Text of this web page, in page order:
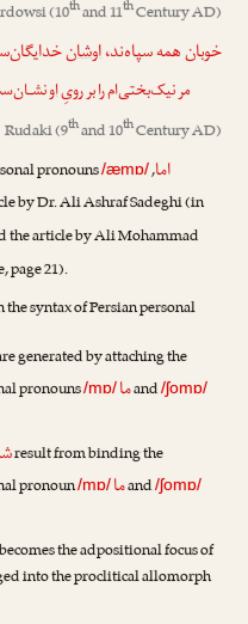
(10thand 11thCentury AD)
خوبان همه سپاه‌ند،اوشان
مر نیک‌بختی‌ام را بر رویِاو
Rudaki(9thand 10thCentury AD)
pronouns/æmɒ/ اما,
byDr. Ali Ashraf Sadeghi(in
the article byAli Mohammad
page 21).
syntax of Persian personal
generated by attaching the
pronouns/mɒ/ماand/ʃomɒ/
result from binding the
pronoun/mɒ/ماand/ʃomɒ/
the adpositional focus of
into the proclitical allomorph